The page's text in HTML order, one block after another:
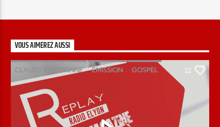
VOUS AIMEREZ AUSSI
CLAUDY ET CORINNE ÉMISSION GOSPEL
MAGAZINE
22